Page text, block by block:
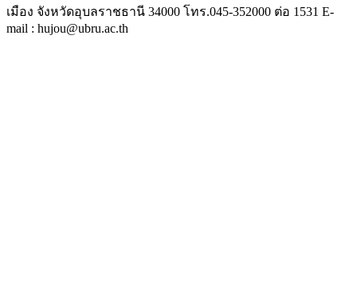
เมือง จังหวัดอุบลราชธานี 34000 โทร.045-352000 ต่อ 1531 E-
mail : hujou@ubru.ac.th